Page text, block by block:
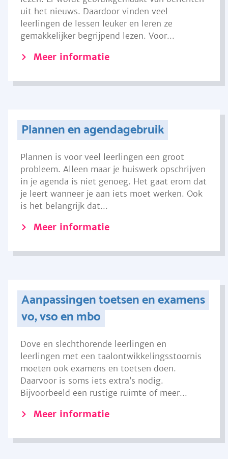
uit het nieuws. Daardoor vinden veel
leerlingen de lessen leuker en leren ze
gemakkelijker begrijpend lezen. Voor...
Meer informatie
Plannen en agendagebruik
Plannen is voor veel leerlingen een groot
probleem. Alleen maar je huiswerk opschrijven
in je agenda is niet genoeg. Het gaat erom dat
je leert wanneer je aan iets moet werken. Ook
is het belangrijk dat...
Meer informatie
Aanpassingen toetsen en examens
vo, vso en mbo
Dove en slechthorende leerlingen en
leerlingen met een taalontwikkelingsstoornis
moeten ook examens en toetsen doen.
Daarvoor is soms iets extra’s nodig.
Bijvoorbeeld een rustige ruimte of meer...
Meer informatie